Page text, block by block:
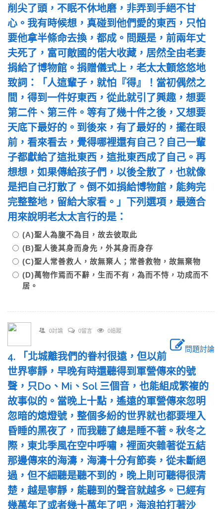
削尖了頭，不眠不休地磨，非弄到手絕不甘
心。我有時候想，真碰到他們愛的東西，只怕
要他拿半條命去換，都成。問題是，前兩年丈
夫死了，富可敵國的偌大收藏，居然全由老妻
捐給了博物館。捐贈儀式上，老太太顫悠悠地
致詞：「人這輩子，就怕『得』！當初偶然之
間，得到一件好東西，從此就引了興趣，想要
第二件、第三件。等有了幾十件之後，又想要
天底下最好的。到後來，有了最好的，擺在眼
前，看來看去，覺得哪裡還有自己？自己一輩
子都獻給了這批東西，這批東西成了自己。再
想想，如果傳給孩子們，以後全散了，也就像
是把自己打散了。倒不如捐給博物館，能夠完
完整整地，留給大家看。」下列選項，最適合
用來說明老太太言行的是：
(A)聖人為腹不為目，故去彼取此
(B)聖人後其身而身先，外其身而身存
(C)聖人常善救人，故無棄人；常善救物，故無棄物
(D)萬物作焉而不辭，生而不有，為而不恃，功成而不
居。
0討論 0留言 0追蹤
問題討論
4. 「北城離我們的眷村很遠，但以前
世界寧靜，早晚有時還聽得到軍營傳來的號
聲，只Do、Mi、Sol 三個音，也能組成繁複的
故事似的。當晚上十點，遙遠的軍營傳來忽明
忽暗的熄燈號，整個多紛的世界就也都要埋入
昏睡的黑夜了，而我聽了總是睡不著。秋冬之
際，東北季風在空中呼嘯，裡面夾雜著從五結
那邊傳來的海濤，海濤十分有節奏，從未斷絕
過，但不細聽是聽不到的，晚上則可聽得很清
楚，越是寧靜，能聽到的聲音就越多。已經有
幾萬年了或者幾十萬年了吧，海浪拍打著沙